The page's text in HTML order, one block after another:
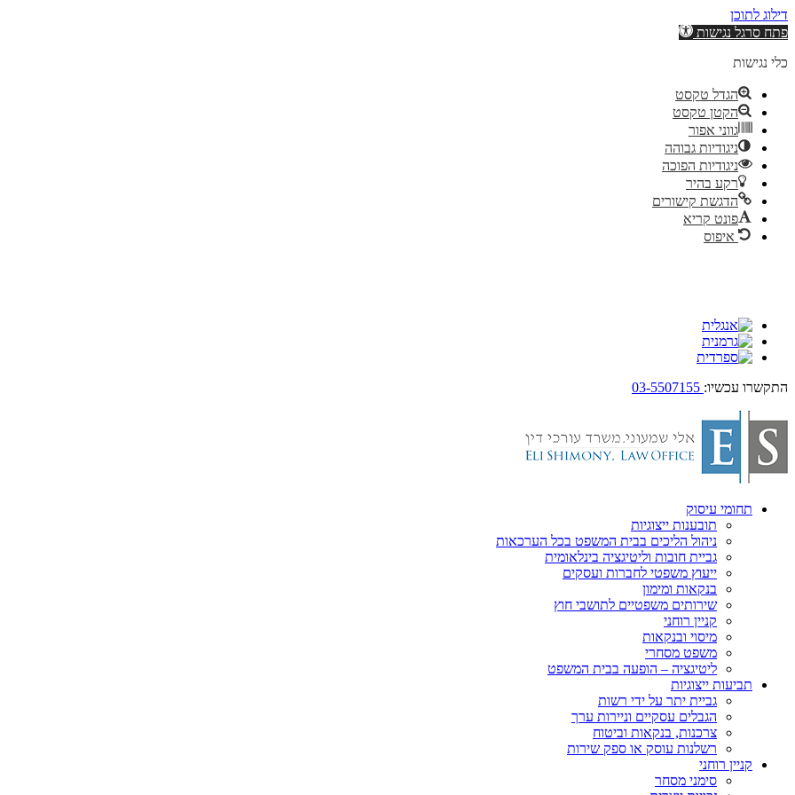
דילוג לתוכן
פתח סרגל נגישות
כלי נגישות
הגדל טקסט
הקטן טקסט
גווני אפור
ניגודיות גבוהה
ניגודיות הפוכה
רקע בהיר
הדגשת קישורים
פונט קריא
איפוס
התקשרו עכשיו:
תחומי עיסוק
תובענות ייצוגיות
ניהול הליכים בבית המשפט בכל הערכאות
גביית חובות וליטיגציה בינלאומית
ייעוץ משפטי לחברות ועסקים
בנקאות ומימון
שירותים משפטיים לתושבי חוץ
קניין רוחני
מיסוי ובנקאות
משפט מסחרי
ליטיגציה – הופעה בבית המשפט
תביעות ייצוגיות
גביית יתר על ידי רשות
הגבלים עסקיים וניירות ערך
צרכנות, בנקאות וביטוח
רשלנות עוסק או ספק שירות
קניין רוחני
סימני מסחר